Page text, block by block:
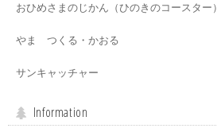
おひめさまのじかん（ひのきのコースター）
やま つくる・かおる
サンキャッチャー
Information